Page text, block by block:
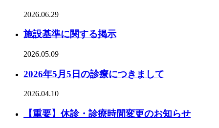
2026.06.29
施設基準に関する掲示
2026.05.09
2026年5月5日の診療につきまして
2026.04.10
【重要】休診・診療時間変更のお知らせ